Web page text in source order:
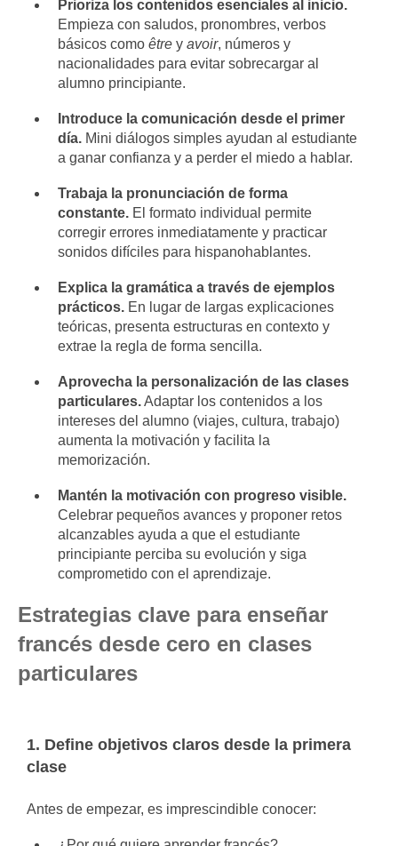
Prioriza los contenidos esenciales al inicio.
Empieza con saludos, pronombres, verbos
básicos comoêtre yavoir, números y
nacionalidades para evitar sobrecargar al
alumno principiante.
Introduce la comunicación desde el primer
día. Mini diálogos simples ayudan al estudiante
a ganar confianza y a perder el miedo a hablar.
Trabaja la pronunciación de forma
constante. El formato individual permite
corregir errores inmediatamente y practicar
sonidos difíciles para hispanohablantes.
Explica la gramática a través de ejemplos
prácticos. En lugar de largas explicaciones
teóricas, presenta estructuras en contexto y
extrae la regla de forma sencilla.
Aprovecha la personalización de las clases
particulares.Adaptar los contenidos a los
intereses del alumno (viajes, cultura, trabajo)
aumenta la motivación y facilita la
memorización.
Mantén la motivación con progreso visible.
Celebrar pequeños avances y proponer retos
alcanzables ayuda a que el estudiante
principiante perciba su evolución y siga
comprometido con el aprendizaje.
Estrategias clave para enseñar
francés desde cero en clases
particulares
1. Define objetivos claros desde la primera
clase
Antes de empezar, es imprescindible conocer: